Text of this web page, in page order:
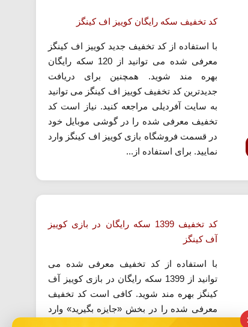
کد تخفیف سکه رایگان کوییز اف کینگز
با استفاده از کد تخفیف جدید کوییز اف کینگز
معرفی شده می توانید از 120 سکه رایگان
بهره مند شوید. همچنین برای دریافت
جدیدترین کد تخفیف کوییز اف کینگز می توانید
به سایت آفردیلی مراجعه کنید. نیاز است کد
تخفیف معرفی شده را در گوشی موبایل خود
در قسمت فروشگاه بازی کوییز اف کینگز وارد
نمایید. برای استفاده از...
کد تخفیف 1399 سکه رایگان در بازی کوییز
آف کینگز
با استفاده از کد تخفیف معرفی شده می
توانید از 1399 سکه رایگان در بازی کوییز آف
کینگز بهره مند شوید. کافی است کد تخفیف
معرفی شده را در بخش «جایزه بگیرید» وارد